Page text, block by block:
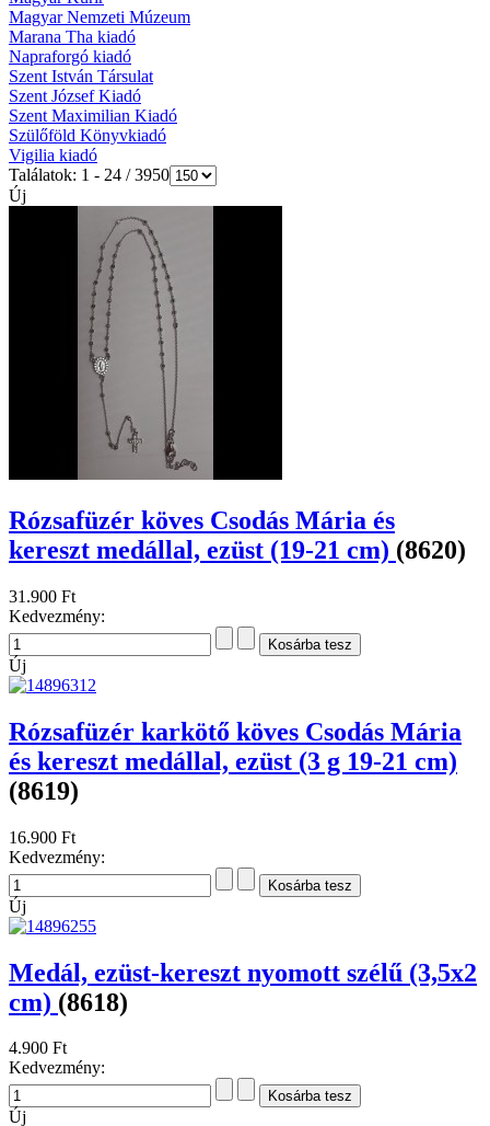
Magyar Nemzeti Múzeum
Marana Tha kiadó
Napraforgó kiadó
Szent István Társulat
Szent József Kiadó
Szent Maximilian Kiadó
Szülőföld Könyvkiadó
Vigilia kiadó
Találatok: 1 - 24 / 3950
Új
Rózsafüzér köves Csodás Mária és
kereszt medállal, ezüst (19-21 cm) (8620)
31.900 Ft
Kedvezmény:
Új
Rózsafüzér karkötő köves Csodás Mária
és kereszt medállal, ezüst (3 g 19-21 cm)
(8619)
16.900 Ft
Kedvezmény:
Új
Medál, ezüst-kereszt nyomott szélű (3,5x2
cm) (8618)
4.900 Ft
Kedvezmény:
Új